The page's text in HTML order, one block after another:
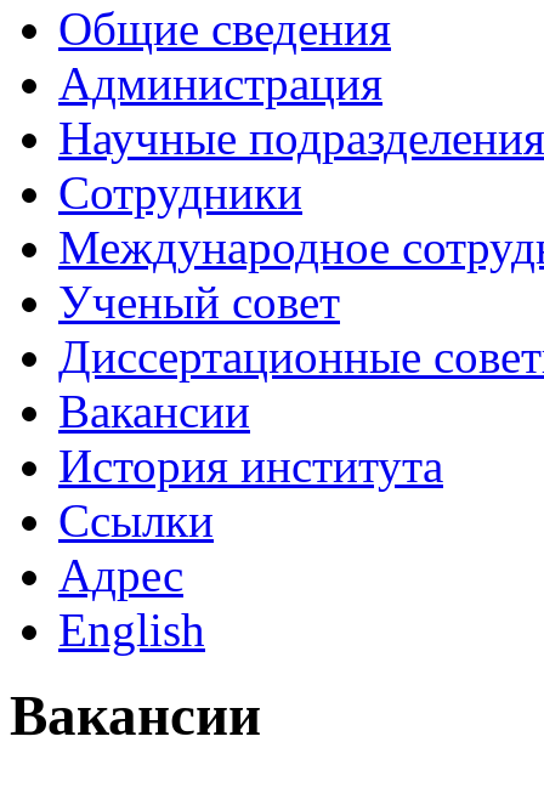
Общие сведения
Администрация
Научные подразделения
Сотрудники
Международное
Ученый совет
Диссертационные
Вакансии
История института
Ссылки
Адрес
English
Вакансии